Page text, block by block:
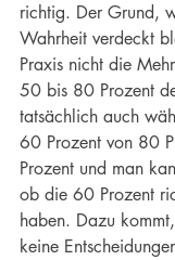
richtig. Der Grund,
Wahrheit verdeckt
Praxis nicht die
50 bis 80 Prozent
tatsächlich auch
60 Prozent von 80
Prozent und man
ob die 60 Prozent
haben. Dazu
keine